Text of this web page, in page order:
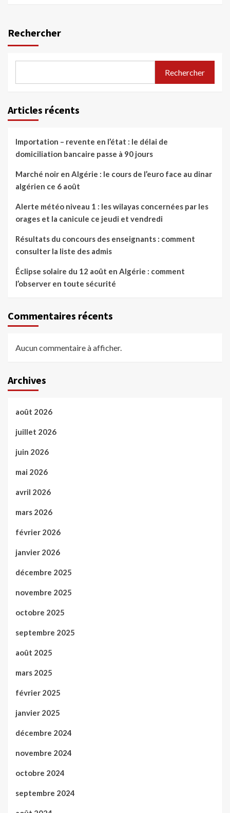
Rechercher
Rechercher
Articles récents
Importation – revente en l’état : le délai de
domiciliation bancaire passe à 90 jours
Marché noir en Algérie : le cours de l’euro face au dinar
algérien ce 6 août
Alerte météo niveau 1 : les wilayas concernées par les
orages et la canicule ce jeudi et vendredi
Résultats du concours des enseignants : comment
consulter la liste des admis
Éclipse solaire du 12 août en Algérie : comment
l’observer en toute sécurité
Commentaires récents
Aucun commentaire à afficher.
Archives
août 2026
juillet 2026
juin 2026
mai 2026
avril 2026
mars 2026
février 2026
janvier 2026
décembre 2025
novembre 2025
octobre 2025
septembre 2025
août 2025
mars 2025
février 2025
janvier 2025
décembre 2024
novembre 2024
octobre 2024
septembre 2024